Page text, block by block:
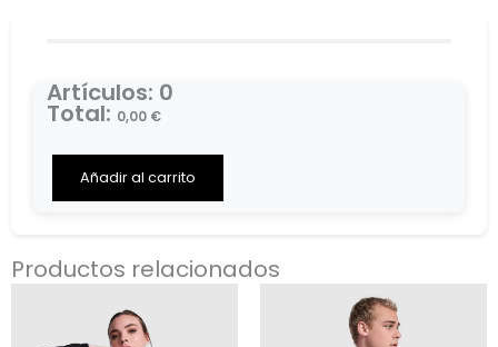
Artículos: 0
Total: 0,00 €
Items,
Total
$0.00
Añadir al carrito
Productos relacionados